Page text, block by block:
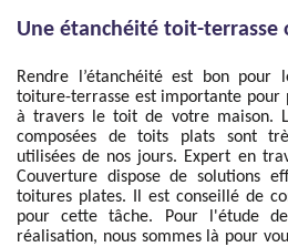
Une étanchéité toit-terrasse
Rendre l’étanchéité est bon pour
toiture-terrasse est importante pour
à travers le toit de votre maison.
composées de toits plats sont
utilisées de nos jours. Expert en
Couverture dispose de solutions
toitures plates. Il est conseillé de
pour cette tâche. Pour l'étude
réalisation, nous sommes là pour